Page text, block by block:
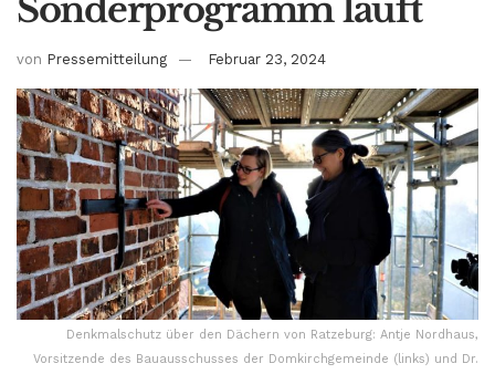
Sonderprogramm läuft
von Pressemitteilung Februar 23, 2024
Denkmalschutz über den Dächern von Ratzeburg: Antje Nordhaus,
Vorsitzende des Bauausschusses der Domkirchgemeinde (links) und Dr.